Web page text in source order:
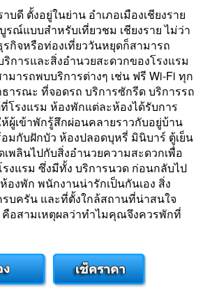
ตั้งอยู่ในย่าน อำเภอเมืองเชียงราย
รณ์แบบสำหรับเที่ยวชม เชียงราย ไม่ว่า
รกิจหรือท่องเที่ยววันหยุดก็สามารถ
ริการและสิ่งอำนวยสะดวกของโรงแรม
ารถพบบริการต่างๆ เช่น ฟรี Wi-Fi ทุก
ารณะ ที่จอดรถ บริการซักรีด บริการรถ
โรงแรม ห้องพักแต่ละห้องได้รับการ
ผู้เข้าพักรู้สึกผ่อนคลายราวกับอยู่บ้าน
มกับฝักบัว ห้องปลอดบุหรี่ มินิบาร์ ตู้เย็น
พลินไปกับสิ่งอำนวยความสะดวกเพื่อ
งแรม ซึ่งมีทั้ง บริการนวด ก่อนกลับไป
องพัก พนักงานน่ารักเป็นกันเอง สิ่ง
บครัน และที่ตั้งใกล้สถานที่น่าสนใจ
คือสามเหตุผลว่าทำไมคุณจึงควรพักที่